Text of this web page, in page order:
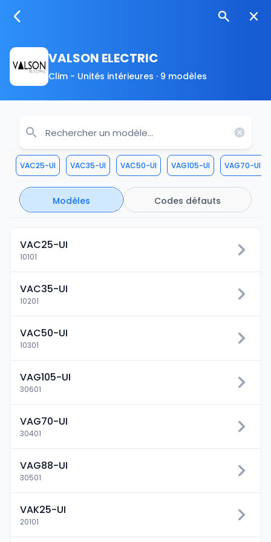
VALSON ELECTRIC
Clim - Unités intérieures · 9 modèles
VAC25-UI VAC35-UI VAC50-UI VAG105-UI VAG70-UI
Modèles Codes défauts
VAC25-UI
10101
VAC35-UI
10201
VAC50-UI
10301
VAG105-UI
30601
VAG70-UI
30401
VAG88-UI
30501
VAK25-UI
20101